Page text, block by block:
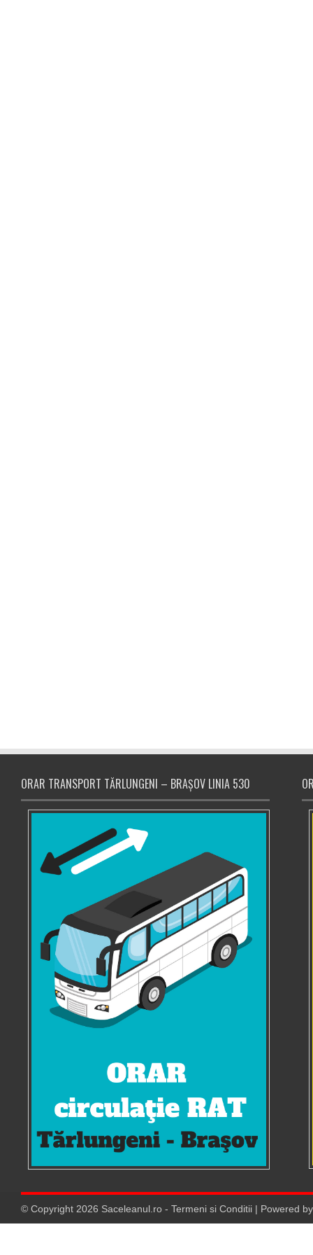
ORAR TRANSPORT TĂRLUNGENI – BRAȘOV LINIA 530
© Copyright 2026 Saceleanul.ro - Termeni si Conditii | Powered